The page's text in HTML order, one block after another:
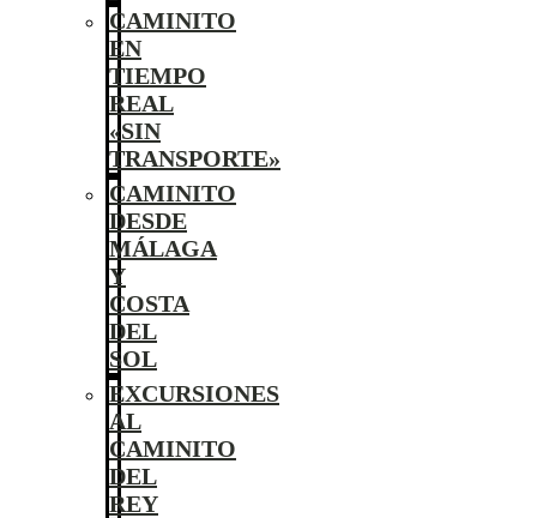
CAMINITO
EN
TIEMPO
REAL
«SIN
TRANSPORTE»
CAMINITO
DESDE
MÁLAGA
Y
COSTA
DEL
SOL
EXCURSIONES
AL
CAMINITO
DEL
REY